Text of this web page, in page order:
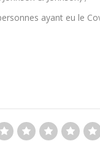
ayant eu le